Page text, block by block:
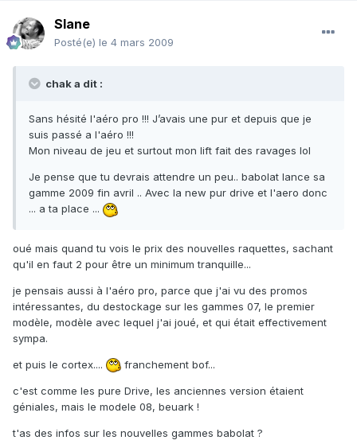
Slane
Posté(e) le 4 mars 2009
chak a dit :
Sans hésité l'aéro pro !!! J’avais une pur et depuis que je
suis passé a l'aéro !!!
Mon niveau de jeu et surtout mon lift fait des ravages lol
Je pense que tu devrais attendre un peu.. babolat lance sa
gamme 2009 fin avril .. Avec la new pur drive et l'aero donc
... a ta place ...
oué mais quand tu vois le prix des nouvelles raquettes, sachant
qu'il en faut 2 pour être un minimum tranquille...
je pensais aussi à l'aéro pro, parce que j'ai vu des promos
intéressantes, du destockage sur les gammes 07, le premier
modèle, modèle avec lequel j'ai joué, et qui était effectivement
sympa.
et puis le cortex.... franchement bof...
c'est comme les pure Drive, les anciennes version étaient
géniales, mais le modele 08, beuark !
t'as des infos sur les nouvelles gammes babolat ?